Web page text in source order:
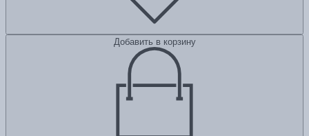
Добавить в корзину